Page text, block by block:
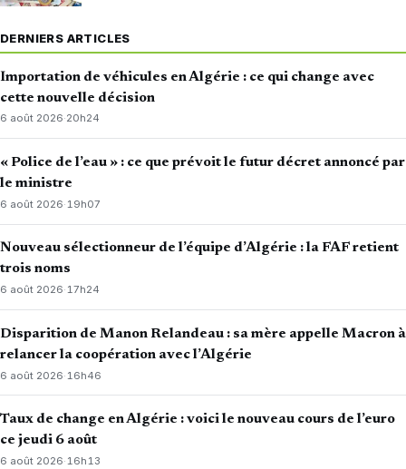
DERNIERS ARTICLES
Importation de véhicules en Algérie : ce qui change avec
cette nouvelle décision
6 août 2026·20h24
« Police de l’eau » : ce que prévoit le futur décret annoncé par
le ministre
6 août 2026·19h07
Nouveau sélectionneur de l’équipe d’Algérie : la FAF retient
trois noms
6 août 2026·17h24
Disparition de Manon Relandeau : sa mère appelle Macron à
relancer la coopération avec l’Algérie
6 août 2026· 16h46
Taux de change en Algérie : voici le nouveau cours de l’euro
ce jeudi 6 août
6 août 2026·16h13